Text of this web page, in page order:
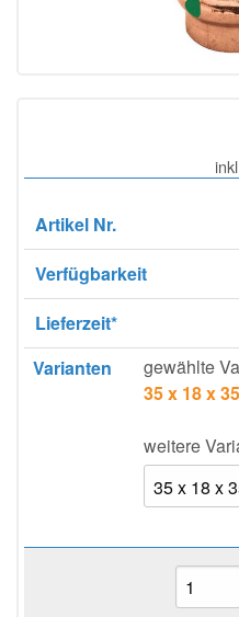
Artikel Nr.
Verfügbarkeit
Lieferzeit*
Varianten
gewählte
35 x 18 x
weitere